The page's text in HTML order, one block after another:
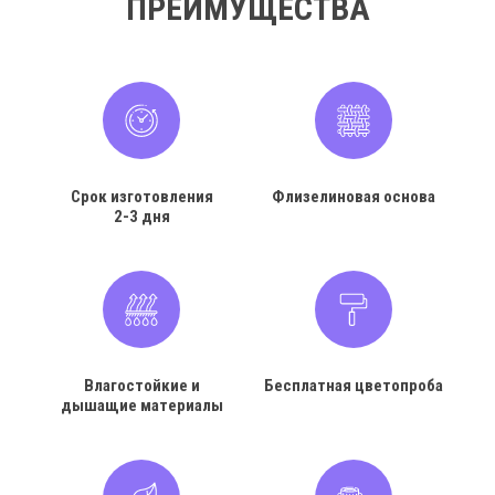
ПРЕИМУЩЕСТВА
Срок изготовления
2-3 дня
Флизелиновая основа
Влагостойкие и
дышащие материалы
Бесплатная цветопроба